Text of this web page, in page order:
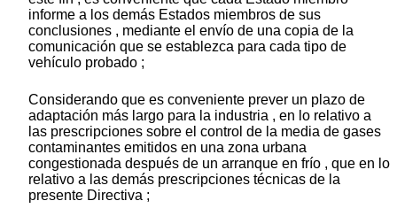
informe a los demás Estados miembros de sus
conclusiones , mediante el envío de una copia de la
comunicación que se establezca para cada tipo de
vehículo probado ;
Considerando que es conveniente prever un plazo de
adaptación más largo para la industria , en lo relativo a
las prescripciones sobre el control de la media de gases
contaminantes emitidos en una zona urbana
congestionada después de un arranque en frío , que en lo
relativo a las demás prescripciones técnicas de la
presente Directiva ;